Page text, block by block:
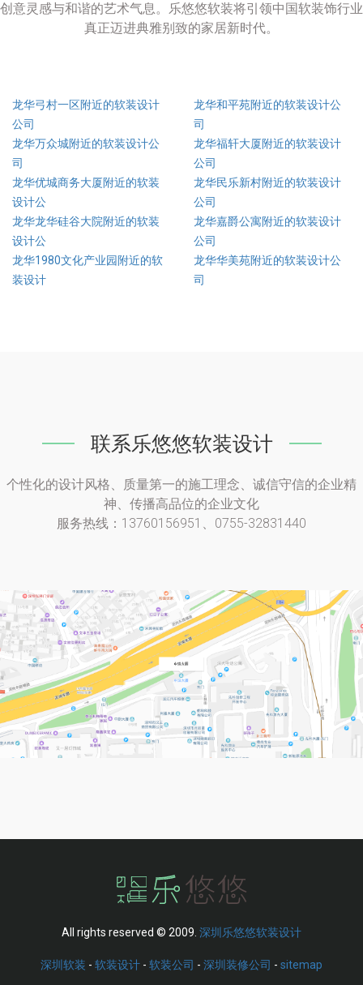
创意灵感与和谐的艺术气息。乐悠悠软装将引领中国软装饰行业
真正迈进典雅别致的家居新时代。
龙华弓村一区附近的软装设计
公司
龙华和平苑附近的软装设计公
司
龙华万众城附近的软装设计公
司
龙华福轩大厦附近的软装设计
公司
龙华优城商务大厦附近的软装
设计公
龙华民乐新村附近的软装设计
公司
龙华龙华硅谷大院附近的软装
设计公
龙华嘉爵公寓附近的软装设计
公司
龙华1980文化产业园附近的软
装设计
龙华华美苑附近的软装设计公
司
联系乐悠悠软装设计
个性化的设计风格、质量第一的施工理念、诚信守信的企业精
神、传播高品位的企业文化
服务热线：13760156951、0755-32831440
All rights reserved © 2009. 深圳乐悠悠软装设计
深圳软装 - 软装设计 - 软装公司 - 深圳装修公司 - sitemap